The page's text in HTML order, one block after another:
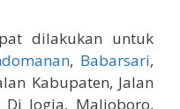
dilakukan untuk
, Babarsari,
Kabupaten, Jalan
Di Jogja, Malioboro,